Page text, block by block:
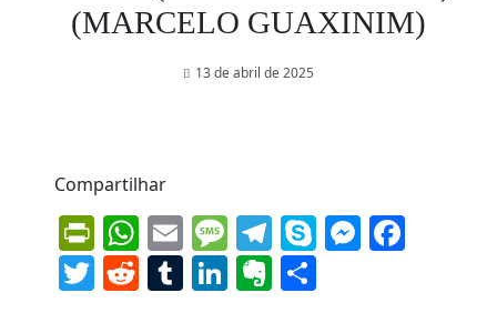
(MARCELO GUAXINIM)
13 de abril de 2025
Compartilhar
PrintFriendly
WhatsApp
EmailMessage
Telegram
Skype
Twitter
Reddit
Tumblr
LinkedIn
Evernote